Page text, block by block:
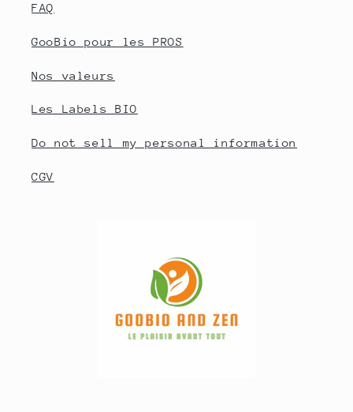
FAQ
GooBio pour les PROS
Nos valeurs
Les Labels BIO
Do not sell my personal information
CGV